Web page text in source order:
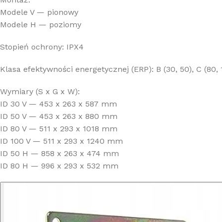
Modele V — pionowy
Modele H — poziomy
Stopień ochrony: IPX4
Klasa efektywności energetycznej (ERP): B (30, 50), C (80,
Wymiary (S x G x W):
ID 30 V — 453 x 263 x 587 mm
ID 50 V — 453 x 263 x 880 mm
ID 80 V — 511 x 293 x 1018 mm
ID 100 V — 511 x 293 x 1240 mm
ID 50 H — 858 x 263 x 474 mm
ID 80 H — 996 x 293 x 532 mm